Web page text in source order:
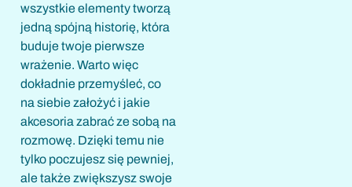
wszystkie elementy tworzą
jedną spójną historię, która
buduje twoje pierwsze
wrażenie. Warto więc
dokładnie przemyśleć, co
na siebie założyć i jakie
akcesoria zabrać ze sobą na
rozmowę. Dzięki temu nie
tylko poczujesz się pewniej,
ale także zwiększysz swoje